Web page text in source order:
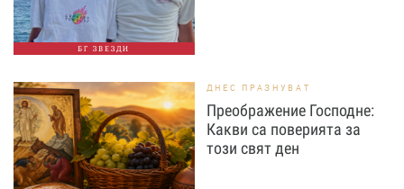
БГ ЗВЕЗДИ
ДНЕС ПРАЗНУВАТ
Преображение Господне:
Какви са поверията за
този свят ден